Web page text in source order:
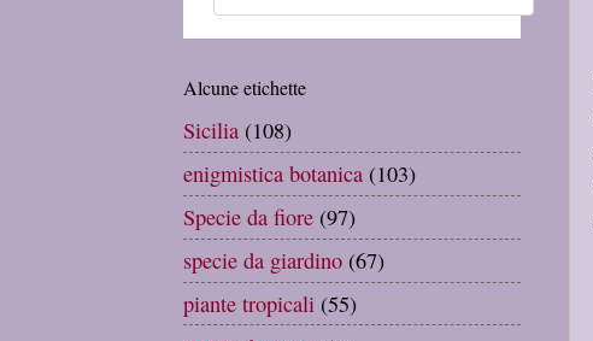
Alcune etichette
Sicilia (108)
enigmistica botanica (103)
Specie da fiore (97)
specie da giardino (67)
piante tropicali (55)